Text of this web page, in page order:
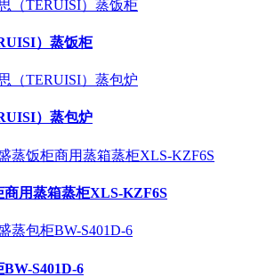
）蒸饭柜
）蒸包炉
商用蒸箱蒸柜XLS-KZF6S
S401D-6